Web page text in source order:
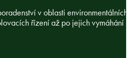
v oblasti environmentálních
řízení až po jejich vymáhání